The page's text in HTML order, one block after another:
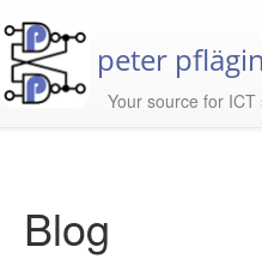
peter
Your source for
Blog